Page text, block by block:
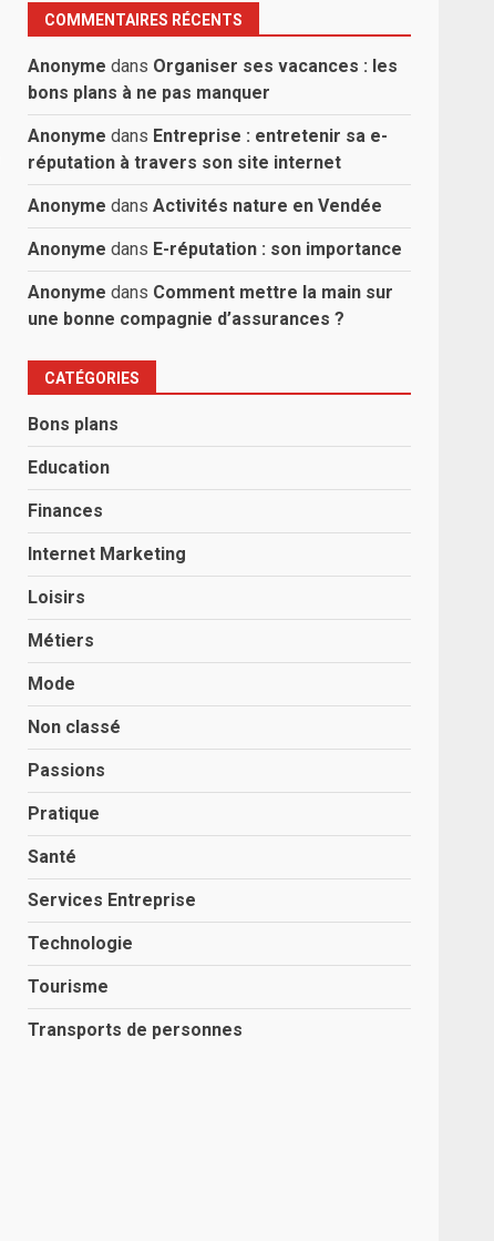
COMMENTAIRES RÉCENTS
Anonyme dans Organiser ses vacances : les
bons plans à ne pas manquer
Anonyme dans Entreprise : entretenir sa e-
réputation à travers son site internet
Anonyme dansActivités nature en Vendée
Anonyme dans E-réputation : son importance
Anonyme dans Comment mettre la main sur
une bonne compagnie d’assurances ?
CATÉGORIES
Bons plans
Education
Finances
Internet Marketing
Loisirs
Métiers
Mode
Non classé
Passions
Pratique
Santé
Services Entreprise
Technologie
Tourisme
Transports de personnes